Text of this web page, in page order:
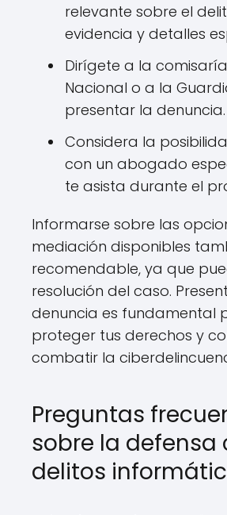
relevante sobre el
evidencia y detalles
Dirígete a la
Nacional o a la
presentar la denuncia.
Considera la
con un abogado
te asista durante el
Informarse sobre las
mediación disponibles
recomendable, ya que
resolución del caso.
denuncia es fundamental
proteger tus derechos y
combatir la
Preguntas
sobre la defensa
delitos